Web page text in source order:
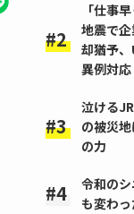
「仕事
地震で
却猶予
異例対応
泣ける
の被災
の力
令和の
も変わ